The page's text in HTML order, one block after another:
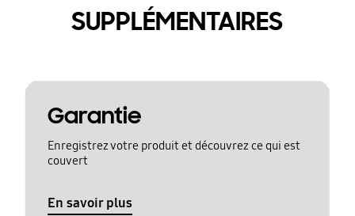
SUPPLÉMENTAIRES
Garantie
Enregistrez votre produit et découvrez ce qui est
couvert
En savoir plus